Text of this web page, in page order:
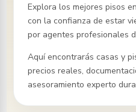
Explora los mejores pisos
con la confianza de estar
por agentes profesionales
Aquí encontrarás casas y
precios reales,
asesoramiento experto